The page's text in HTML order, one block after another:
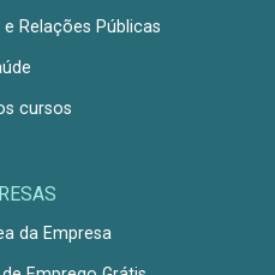
Relações Públicas
cursos
da Empresa